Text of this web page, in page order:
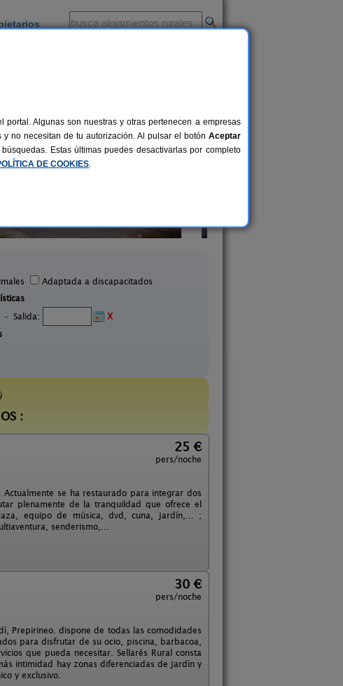
Adaptada a discapacitados
- Salida:
X
:
25 €
pers/noche
Actualmente se ha restaurado para integrar dos
plenamente de la tranquildad que ofrece el
equipo de música, dvd, cuna, jardín,... ;
senderismo,...
30 €
pers/noche
Prepirineo. dispone de todas las comodidades
para disfrutar de su ocio, piscina, barbacoa,
que pueda necesitar. Sellarés Rural consta
intimidad hay zonas diferenciadas de jardín y
y exclusivo.
Algunas son nuestras y otras pertenecen a empresas
no necesitan de tu autorización. Al pulsar el botón Aceptar
Estas últimas puedes desactivarlas por completo
DE COOKIES.